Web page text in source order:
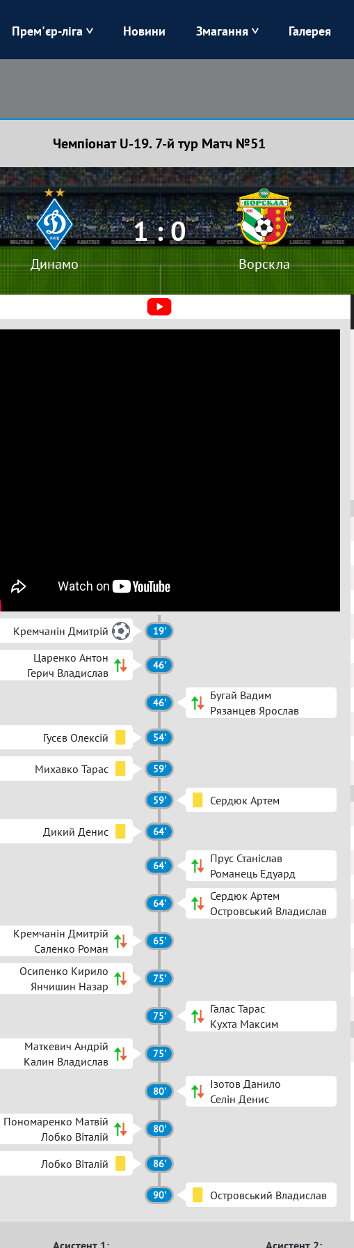
Карпати Колос
Харків Чорноморець
Прем'єр-ліга Новини Змагання Галерея
Чемпіонат U-19. 7-й тур Матч №51
Динамо
1 : 0
Ворскла
Кремчанін Дмитрій 19'
Царенко Антон
Герич Владислав
46'
46'
Бугай Вадим
Рязанцев Ярослав
Гусєв Олексій
54'
Михавко Тарас 59'
59' Сердюк Артем
Дикий Денис 64'
64'
Прус Станіслав
Романець Едуард
64'
Сердюк Артем
Островський Владислав
Кремчанін Дмитрій
Саленко Роман
65'
Осипенко Кирило
Янчишин Назар
75'
75'
Галас Тарас
Кухта Максим
Маткевич Андрій
Калин Владислав
75'
80'
Ізотов Данило
Селін Денис
Пономаренко Матвій
Лобко Віталій
80'
Лобко Віталій 86'
90' Островський Владислав
Асистент 1: Асистент 2: